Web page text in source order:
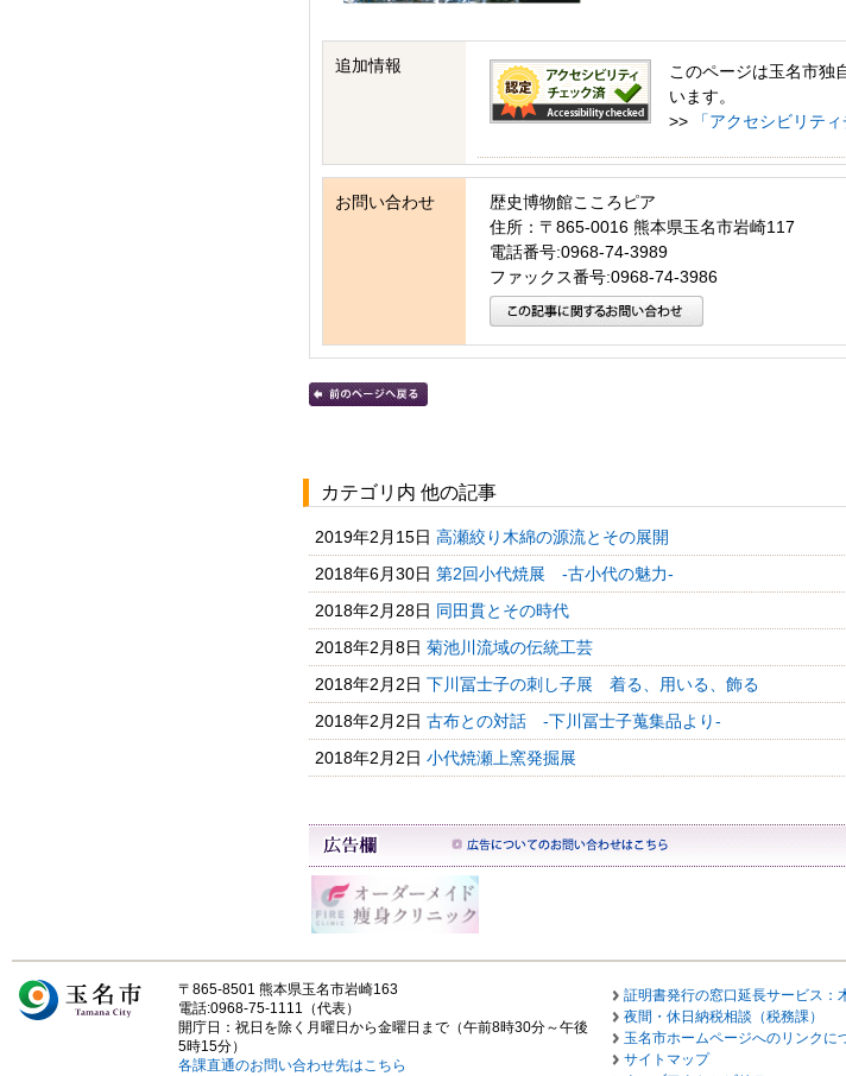
追加情報
このページは玉名市独
います。
>>
「アクセシビリテ
お問い合わせ
歴史博物館こころピア
住所：〒865-0016 熊本県玉名市岩崎117
電話番号:0968-74-3989
ファックス番号:0968-74-3986
カテゴリ内 他の記事
2019年2月15日 高瀬絞り木綿の源流とその展開
2018年6月30日 第2回小代焼展 -古小代の魅力-
2018年2月28日 同田貫とその時代
2018年2月8日 菊池川流域の伝統工芸
2018年2月2日 下川冨士子の刺し子展 着る、用いる、飾る
2018年2月2日 古布との対話 -下川冨士子蒐集品より-
2018年2月2日 小代焼瀬上窯発掘展
〒865-8501 熊本県玉名市岩崎163
電話:0968-75-1111（代表）
開庁日：祝日を除く月曜日から金曜日まで（午前8時30分～午後
5時15分）
各課直通のお問い合わせ先はこちら
証明書発行の窓口延長サービス：
夜間・休日納税相談（税務課）
玉名市ホームページへのリンクに
サイトマップ